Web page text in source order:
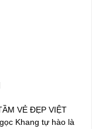
VẺ ĐẸP VIỆT
Khang tự hào là